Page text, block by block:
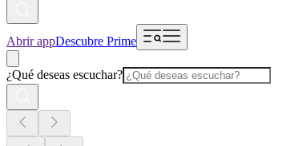
Abrir appDescubre Prime
¿Qué deseas escuchar?